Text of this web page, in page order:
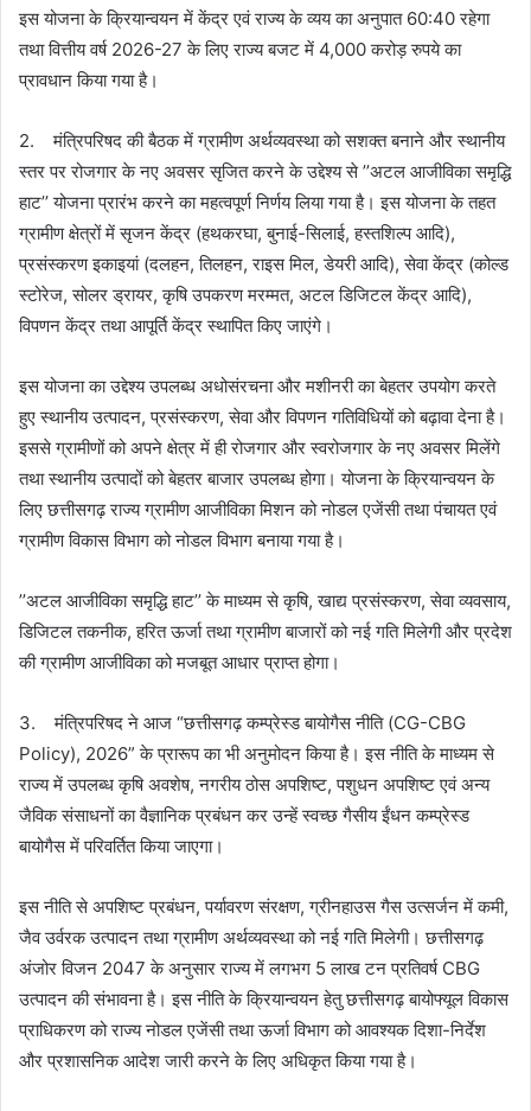
इस योजना के क्रियान्वयन में केंद्र एवं राज्य के व्यय का अनुपात 60:40 रहेगा
तथा वित्तीय वर्ष 2026-27 के लिए राज्य बजट में 4,000 करोड़ रुपये का
प्रावधान किया गया है।
2. मंत्रिपरिषद की बैठक में ग्रामीण अर्थव्यवस्था को सशक्त बनाने और स्थानीय
स्तर पर रोजगार के नए अवसर सृजित करने के उद्देश्य से ’’अटल आजीविका समृद्धि
हाट’’ योजना प्रारंभ करने का महत्वपूर्ण निर्णय लिया गया है। इस योजना के तहत
ग्रामीण क्षेत्रों में सृजन केंद्र (हथकरघा, बुनाई-सिलाई, हस्तशिल्प आदि),
प्रसंस्करण इकाइयां (दलहन, तिलहन, राइस मिल, डेयरी आदि), सेवा केंद्र (कोल्ड
स्टोरेज, सोलर ड्रायर, कृषि उपकरण मरम्मत, अटल डिजिटल केंद्र आदि),
विपणन केंद्र तथा आपूर्ति केंद्र स्थापित किए जाएंगे।
इस योजना का उद्देश्य उपलब्ध अधोसंरचना और मशीनरी का बेहतर उपयोग करते
हुए स्थानीय उत्पादन, प्रसंस्करण, सेवा और विपणन गतिविधियों को बढ़ावा देना है।
इससे ग्रामीणों को अपने क्षेत्र में ही रोजगार और स्वरोजगार के नए अवसर मिलेंगे
तथा स्थानीय उत्पादों को बेहतर बाजार उपलब्ध होगा। योजना के क्रियान्वयन के
लिए छत्तीसगढ़ राज्य ग्रामीण आजीविका मिशन को नोडल एजेंसी तथा पंचायत एवं
ग्रामीण विकास विभाग को नोडल विभाग बनाया गया है।
’’अटल आजीविका समृद्धि हाट’’ के माध्यम से कृषि, खाद्य प्रसंस्करण, सेवा व्यवसाय,
डिजिटल तकनीक, हरित ऊर्जा तथा ग्रामीण बाजारों को नई गति मिलेगी और प्रदेश
की ग्रामीण आजीविका को मजबूत आधार प्राप्त होगा।
3. मंत्रिपरिषद ने आज “छत्तीसगढ़ कम्प्रेस्ड बायोगैस नीति (CG-CBG
Policy), 2026” के प्रारूप का भी अनुमोदन किया है। इस नीति के माध्यम से
राज्य में उपलब्ध कृषि अवशेष, नगरीय ठोस अपशिष्ट, पशुधन अपशिष्ट एवं अन्य
जैविक संसाधनों का वैज्ञानिक प्रबंधन कर उन्हें स्वच्छ गैसीय ईंधन कम्प्रेस्ड
बायोगैस में परिवर्तित किया जाएगा।
इस नीति से अपशिष्ट प्रबंधन, पर्यावरण संरक्षण, ग्रीनहाउस गैस उत्सर्जन में कमी,
जैव उर्वरक उत्पादन तथा ग्रामीण अर्थव्यवस्था को नई गति मिलेगी। छत्तीसगढ़
अंजोर विजन 2047 के अनुसार राज्य में लगभग 5 लाख टन प्रतिवर्ष CBG
उत्पादन की संभावना है। इस नीति के क्रियान्वयन हेतु छत्तीसगढ़ बायोफ्यूल विकास
प्राधिकरण को राज्य नोडल एजेंसी तथा ऊर्जा विभाग को आवश्यक दिशा-निर्देश
और प्रशासनिक आदेश जारी करने के लिए अधिकृत किया गया है।